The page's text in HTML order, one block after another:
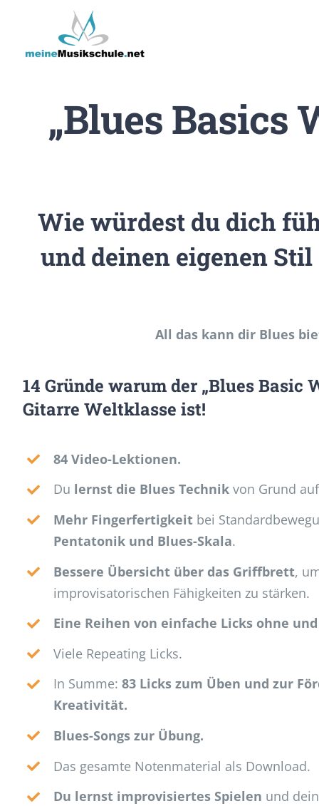
springen
„Blues Basics
Wie würdest du dich
und deinen eigenen
All das kann dir Blues
14 Gründe warum der „Blues Basic
Gitarre Weltklasse ist!
84 Video-Lektionen.
Du lernst die Blues Technik von Grund
Mehr Fingerfertigkeit bei
Pentatonik und Blues-Skala.
Bessere Übersicht über das Griffbrett,
improvisatorischen Fähigkeiten zu stärken.
Eine Reihen von einfache Licks ohne
Viele Repeating Licks.
In Summe:83 Licks zum Üben und zur
Kreativität.
Blues-Songs zur Übung.
Das gesamte Notenmaterial als Download.
Du lernst improvisiertes Spielen und